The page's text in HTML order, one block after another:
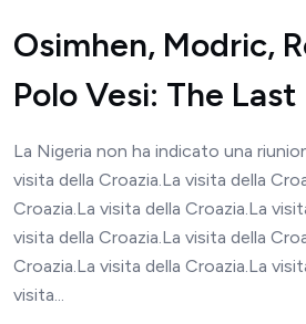
Osimhen, Modric,
Polo Vesi: The Last
La Nigeria non ha indicato una
visita della Croazia.La visita della
Croazia.La visita della Croazia.La
visita della Croazia.La visita della
Croazia.La visita della Croazia.La
visita...